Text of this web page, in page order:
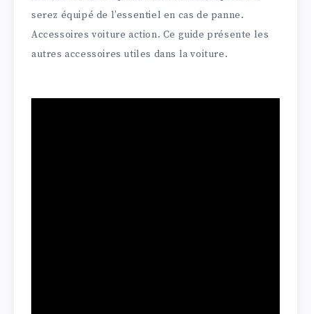
serez équipé de l’essentiel en cas de panne.
Accessoires voiture action. Ce guide présente les
autres accessoires utiles dans la voiture.